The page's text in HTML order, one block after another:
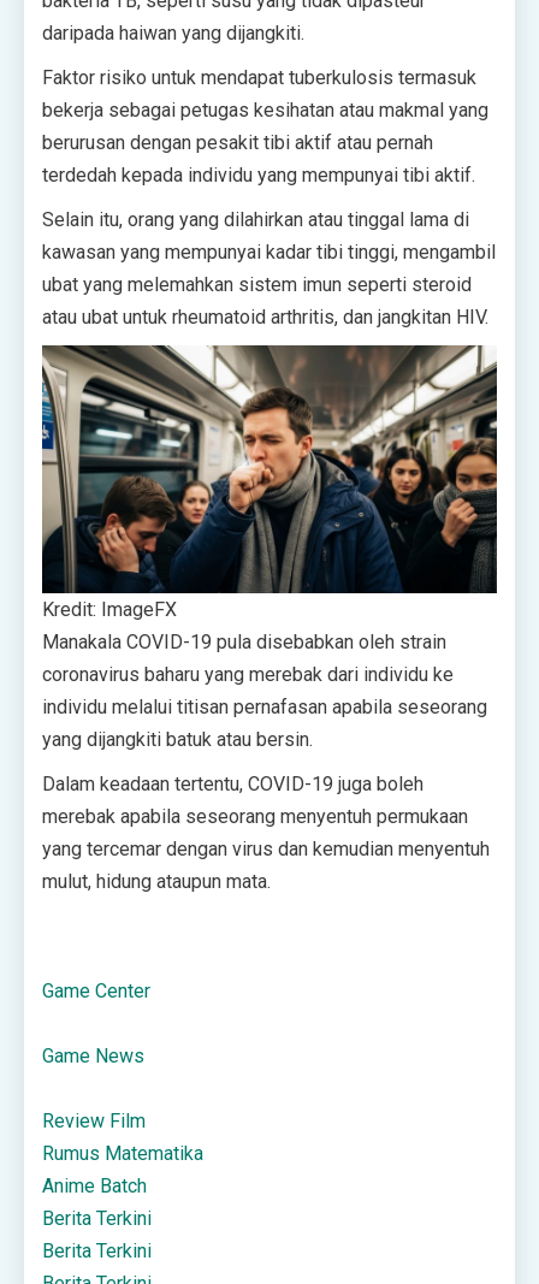
daripada haiwan yang dijangkiti.
Faktor risiko untuk mendapat tuberkulosis termasuk
bekerja sebagai petugas kesihatan atau makmal yang
berurusan dengan pesakit tibi aktif atau pernah
terdedah kepada individu yang mempunyai tibi aktif.
Selain itu, orang yang dilahirkan atau tinggal lama di
kawasan yang mempunyai kadar tibi tinggi, mengambil
ubat yang melemahkan sistem imun seperti steroid
atau ubat untuk rheumatoid arthritis, dan jangkitan HIV.
Kredit: ImageFX
Manakala COVID-19 pula disebabkan oleh strain
coronavirus baharu yang merebak dari individu ke
individu melalui titisan pernafasan apabila seseorang
yang dijangkiti batuk atau bersin.
Dalam keadaan tertentu, COVID-19 juga boleh
merebak apabila seseorang menyentuh permukaan
yang tercemar dengan virus dan kemudian menyentuh
mulut, hidung ataupun mata.
Game Center
Game News
Review Film
Rumus Matematika
Anime Batch
Berita Terkini
Berita Terkini